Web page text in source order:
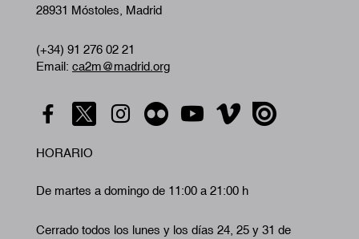
28931 Móstoles, Madrid
(+34) 91 276 02 21
Email: ca2m@madrid.org
HORARIO
De martes a domingo de 11:00 a 21:00 h
Cerrado todos los lunes y los días 24, 25 y 31 de